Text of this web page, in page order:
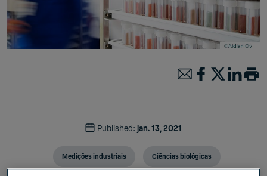
Published: jan. 13, 2021
Medições industriais Ciências biológicas